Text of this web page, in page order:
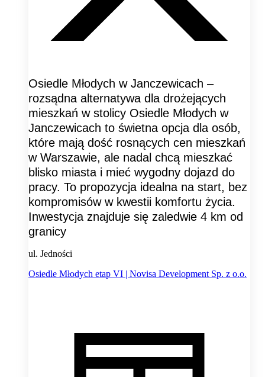
Osiedle Młodych w Janczewicach –
rozsądna alternatywa dla drożejących
mieszkań w stolicy Osiedle Młodych w
Janczewicach to świetna opcja dla osób,
które mają dość rosnących cen mieszkań
w Warszawie, ale nadal chcą mieszkać
blisko miasta i mieć wygodny dojazd do
pracy. To propozycja idealna na start, bez
kompromisów w kwestii komfortu życia.
Inwestycja znajduje się zaledwie 4 km od
granicy
ul. Jedności
Osiedle Młodych etap VI | Novisa Development Sp. z o.o.